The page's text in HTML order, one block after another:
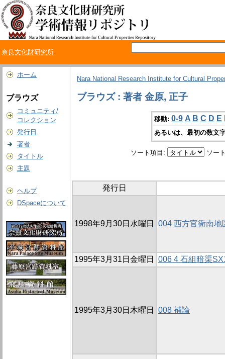
奈良文化財研究所
ホーム
ブラウズ
コミュニティ/
コレクション
発行日
著者
タイトル
主題
ヘルプ
DSpaceについて
Nara National Research Institute for Cultural
ブラウズ : 著者 金原, 正子
移動: 0-9 A B C D E
あるいは、最初の数文
ソート項目: ソー
発行日
1998年9月30日水曜日 004 西方官衙南地
1995年3月31日金曜日 006 4 石組暗渠
1995年3月30日木曜日 008 補論